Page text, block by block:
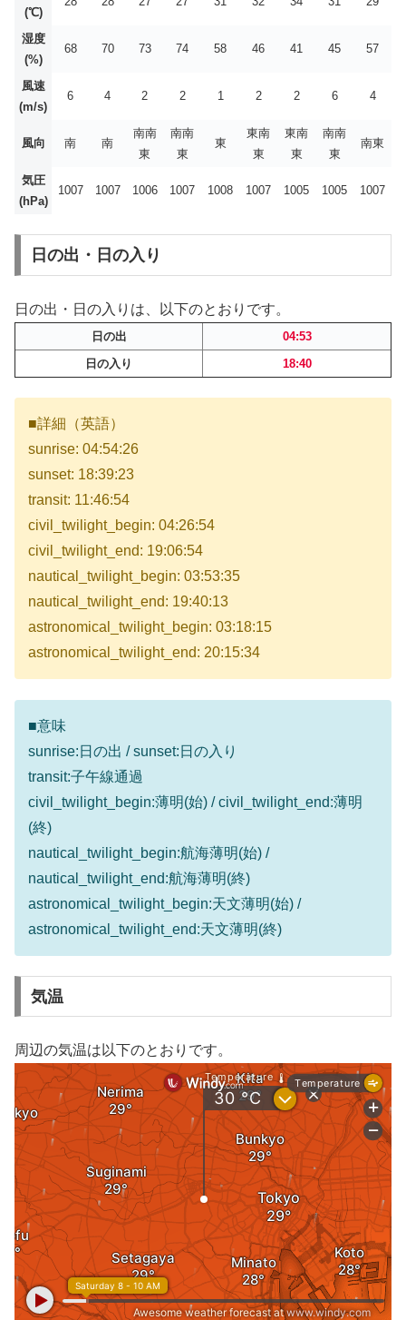
(℃)
湿度
(%)
68 70 73 74 58 46 41 45 57
風速
(m/s)
6 4 2 2 1 2 2 6 4
風向 南 南
南南
東
南南
東
東
東南
東
東南
東
南南
東
南東
気圧
(hPa)
1007 1007 1006 1007 1008 1007 1005 1005 1007
日の出・日の入り
日の出・日の入りは、以下のとおりです。
日の出
04:53
日の入り
18:40
■詳細（英語）
sunrise: 04:54:26
sunset: 18:39:23
transit: 11:46:54
civil_twilight_begin: 04:26:54
civil_twilight_end: 19:06:54
nautical_twilight_begin: 03:53:35
nautical_twilight_end: 19:40:13
astronomical_twilight_begin: 03:18:15
astronomical_twilight_end: 20:15:34
■意味
sunrise:日の出 / sunset:日の入り
transit:子午線通過
civil_twilight_begin:薄明(始) / civil_twilight_end:薄明
(終)
nautical_twilight_begin:航海薄明(始) /
nautical_twilight_end:航海薄明(終)
astronomical_twilight_begin:天文薄明(始) /
astronomical_twilight_end:天文薄明(終)
気温
周辺の気温は以下のとおりです。